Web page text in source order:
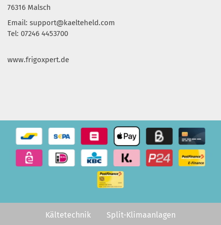
76316 Malsch
Email: support@kaelteheld.com
Tel: 07246 4453700
www.frigoxpert.de
Kältetechnik Split-Klimaanlagen